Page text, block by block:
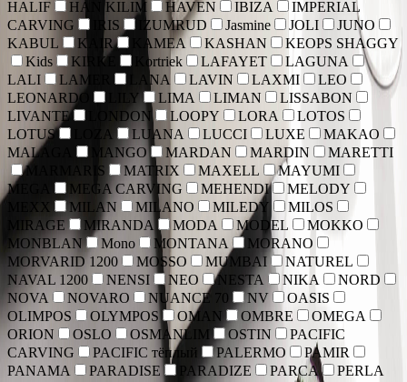
HALIF
HAN KILIM HAVEN IBIZA
IMPERIAL
CARVING
IRIS IZUMRUD Jasmine JOLI
JUNO
KABUL
KAIR KAMEA KASHAN
KEOPS SHAGGY
Kids
KIRKE Kortriek LAFAYET
LAGUNA
LALI
LAMER LANA LAVIN LAXMI
LEO
LEONARDO
LILY LIMA LIMAN
LISSABON
LIVANTE
LONDON LOOPY LORA
LOTOS
LOTUS
LOZA LUANA LUCCI LUXE
MAKAO
MALAGA
MANGO MARDAN MARDIN
MARETTI
MARMARIS
MATRIX MAXELL
MAYUMI
MEGA
MEGA CARVING MEHENDI
MELODY
MEXX
MILAN MILANO MILEDY
MILOS
MIRAGE
MIRANDA MODA MODEL
MOKKO
MONBLAN
Mono MONTANA
MORANO
MORVARID 1200
MOSSO MUMBAI
NATUREL
NAVAL 1200
NENSI NEO NESTA NIKA
NORD
NOVA
NOVARO NUANCE 70 NV
OASIS
OLIMPOS
OLYMPOS OMAN OMBRE
OMEGA
ORION
OSLO OSMANLIM OSTIN
PACIFIC
CARVING
PACIFIC тёплый PALERMO
PAMIR
PANAMA
PARADISE PARADIZE PARCA
PERLA